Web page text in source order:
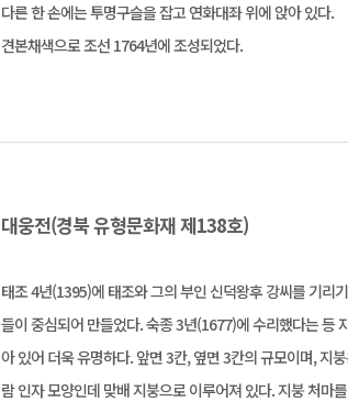
다른 한 손에는 투명구슬을 잡고 연화대좌 위에 앉아 있다.
견본채색으로 조선 1764년에 조성되었다.
대웅전(경북 유형문화재 제138호)
태조 4년(1395)에 태조와 그의 부인 신덕왕후 강씨를 기리
들이 중심되어 만들었다. 숙종 3년(1677)에 수리했다는 등
아 있어 더욱 유명하다. 앞면 3칸, 옆면 3칸의 규모이며, 지
람 인자 모양인데 맞배 지붕으로 이루어져 있다. 지붕 처마